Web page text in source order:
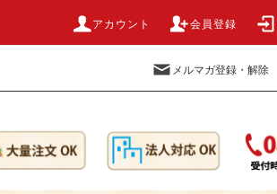
アカウント 会員登録
メルマガ登録・解除